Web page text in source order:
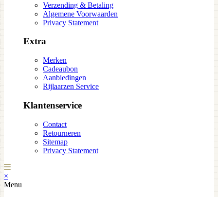
Verzending & Betaling
Algemene Voorwaarden
Privacy Statement
Extra
Merken
Cadeaubon
Aanbiedingen
Rijlaarzen Service
Klantenservice
Contact
Retourneren
Sitemap
Privacy Statement
×
Menu